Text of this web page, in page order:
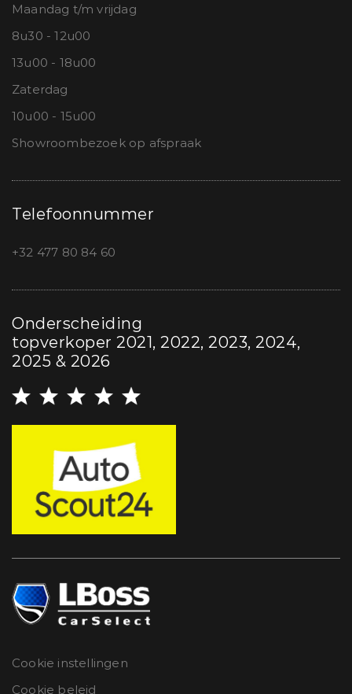
Maandag t/m vrijdag
8u30 - 12u00
13u00 - 18u00
Zaterdag
10u00 - 15u00
Showroombezoek op afspraak
Telefoonnummer
+32 477 80 84 60
Onderscheiding
topverkoper 2021, 2022, 2023, 2024,
2025 & 2026
Cookie instellingen
Cookie beleid